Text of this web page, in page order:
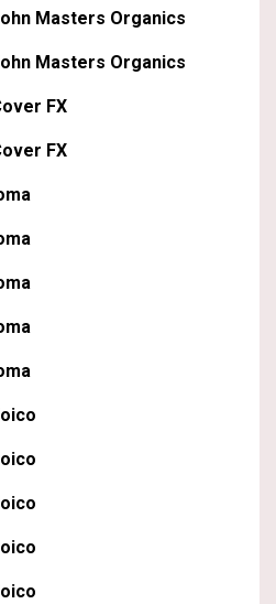
Masters Organics
Masters Organics
FX
FX